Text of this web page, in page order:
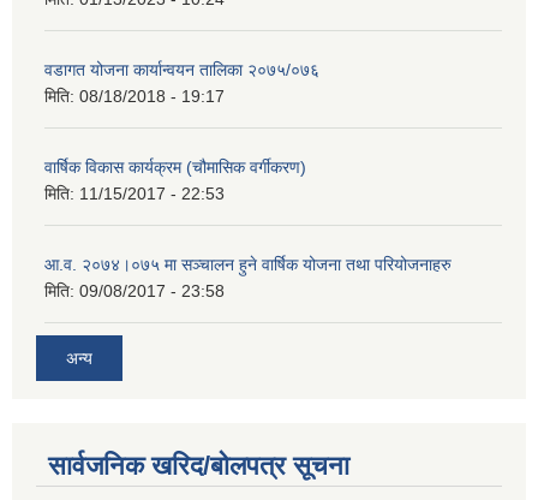
वडागत योजना कार्यान्वयन तालिका २०७५/०७६
मिति: 08/18/2018 - 19:17
वार्षिक विकास कार्यक्रम (चौमासिक वर्गीकरण)
मिति: 11/15/2017 - 22:53
आ.व. २०७४।०७५ मा सञ्चालन हुने वार्षिक योजना तथा परियोजनाहरु
मिति: 09/08/2017 - 23:58
अन्य
सार्वजनिक खरिद/बोलपत्र सूचना